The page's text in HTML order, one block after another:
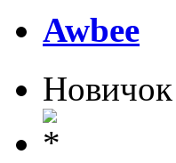
Awbee
Новичок